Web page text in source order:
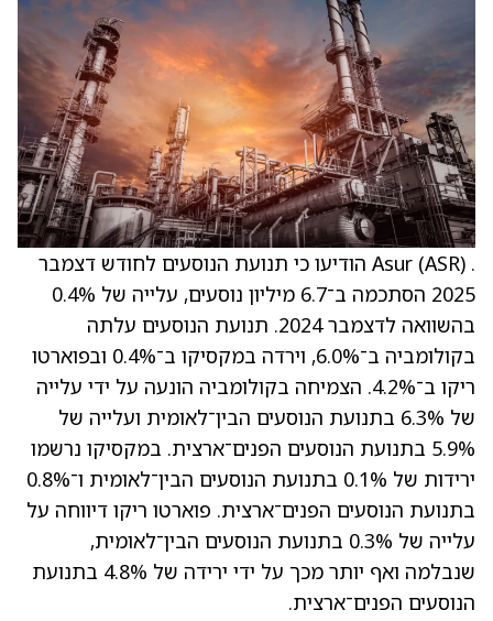
. Asur (ASR) הודיעו כי תנועת הנוסעים לחודש דצמבר
2025 הסתכמה ב־6.7 מיליון נוסעים, עלייה של 0.4%
בהשוואה לדצמבר 2024. תנועת הנוסעים עלתה
בקולומביה ב־6.0%, וירדה במקסיקו ב־0.4% ובפוארטו
ריקו ב־4.2%. הצמיחה בקולומביה הונעה על ידי עלייה
של 6.3% בתנועת הנוסעים הבין־לאומית ועלייה של
5.9% בתנועת הנוסעים הפנים־ארצית. במקסיקו נרשמו
ירידות של 0.1% בתנועת הנוסעים הבין־לאומית ו־0.8%
בתנועת הנוסעים הפנים־ארצית. פוארטו ריקו דיווחה על
עלייה של 0.3% בתנועת הנוסעים הבין־לאומית,
שנבלמה ואף יותר מכך על ידי ירידה של 4.8% בתנועת
הנוסעים הפנים־ארצית.